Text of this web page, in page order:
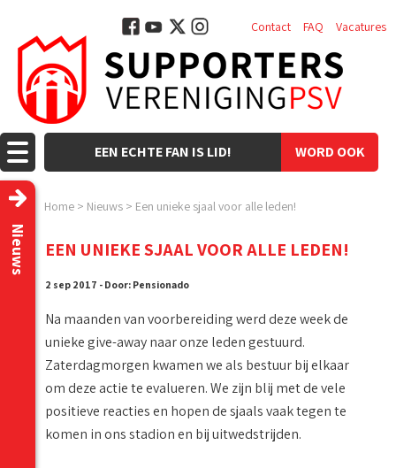
WORD OOK
EEN ECHTE FAN IS LID!
Contact FAQ Vacatures
Home > Nieuws > Een unieke sjaal voor alle leden!
Nieuws EEN UNIEKE SJAAL VOOR ALLE LEDEN!
2 sep 2017 - Door: Pensionado
Na maanden van voorbereiding werd deze week de
unieke give-away naar onze leden gestuurd.
Zaterdagmorgen kwamen we als bestuur bij elkaar
om deze actie te evalueren. We zijn blij met de vele
positieve reacties en hopen de sjaals vaak tegen te
komen in ons stadion en bij uitwedstrijden.